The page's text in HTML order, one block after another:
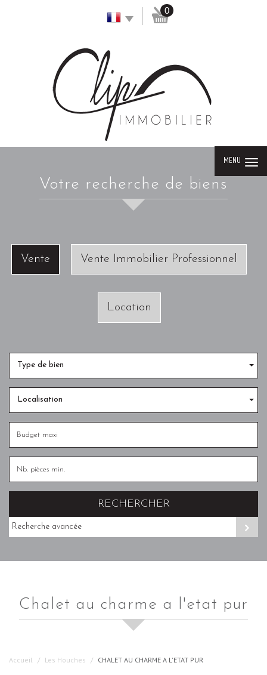
0
MENU
votre recherche de biens
Vente Vente Immobilier Professionnel
Location
Type de bien
Localisation
RECHERCHER
Recherche avancée
chalet au charme a l'etat pur
Accueil Les Houches CHALET AU CHARME A L'ETAT PUR